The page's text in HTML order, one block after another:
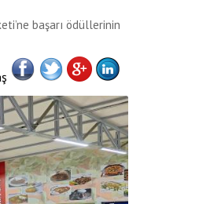
başarı ödüllerinin